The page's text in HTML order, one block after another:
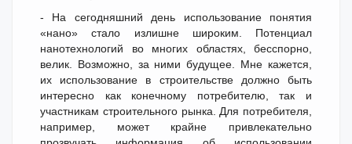
- На сегодняшний день использование понятия
«нано» стало излишне широким. Потенциал
нанотехнологий во многих областях, бесспорно,
велик. Возможно, за ними будущее. Мне кажется,
их использование в строительстве должно быть
интересно как конечному потребителю, так и
участникам строительного рынка. Для потребителя,
например, может крайне привлекательно